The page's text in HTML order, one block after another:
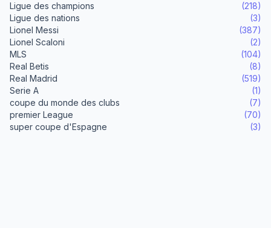
Ligue des champions
(218)
Ligue des nations
(3)
Lionel Messi
(387)
Lionel Scaloni
(2)
MLS
(104)
Real Betis
(8)
Real Madrid
(519)
Serie A
(1)
coupe du monde des clubs
(7)
premier League
(70)
super coupe d'Espagne
(3)